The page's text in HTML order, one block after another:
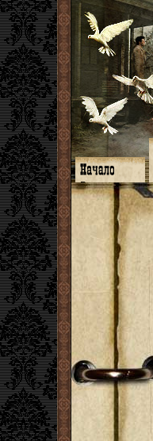
Главная
Программа
Форум
Facebook
Гостевая